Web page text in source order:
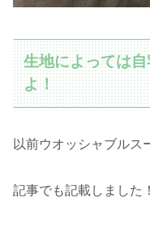
生地によっては
よ！
以前ウオッシャブルス
記事でも記載しました！